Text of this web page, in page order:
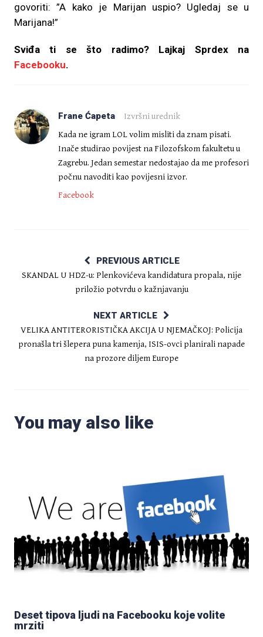
govoriti: ”A kako je Marijan uspio? Ugledaj se u
Marijana!”
Sviđa ti se što radimo? Lajkaj
Sprdex na
Facebooku.
Frane Ćapeta
Izvršni urednik
Kada ne igram LOL volim misliti da znam pisati.
Inače studirao povijest na Filozofskom fakultetu u
Zagrebu. Jedan semestar nedostajao da me profesori
počnu navoditi kao povijesni izvor.
Facebook
PREVIOUS ARTICLE
SKANDAL U HDZ-u: Plenkovićeva kandidatura propala, nije
priložio potvrdu o kažnjavanju
NEXT ARTICLE
VELIKA ANTITERORISTIČKA AKCIJA U NJEMAČKOJ: Policija
pronašla tri šlepera puna kamenja, ISIS-ovci planirali napade
na prozore diljem Europe
You may also like
Deset tipova ljudi na Facebooku koje volite
mrziti